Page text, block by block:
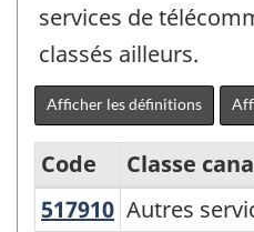
services de
classés ailleurs.
Afficher les définitions
Système
Code
Classe
517910 Autres
Autres